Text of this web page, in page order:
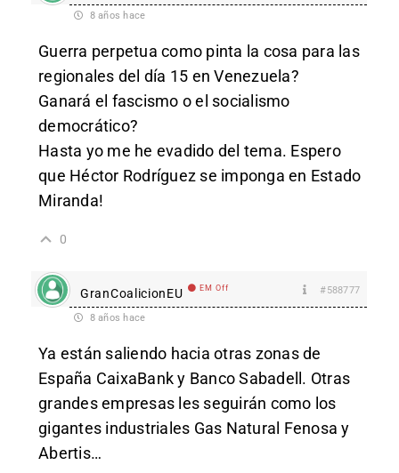
8 años hace
Guerra perpetua como pinta la cosa para las
regionales del día 15 en Venezuela?
Ganará el fascismo o el socialismo
democrático?
Hasta yo me he evadido del tema. Espero
que Héctor Rodríguez se imponga en Estado
Miranda!
0
GranCoalicionEU EM Off #588777
8 años hace
Ya están saliendo hacia otras zonas de
España CaixaBank y Banco Sabadell. Otras
grandes empresas les seguirán como los
gigantes industriales Gas Natural Fenosa y
Abertis…